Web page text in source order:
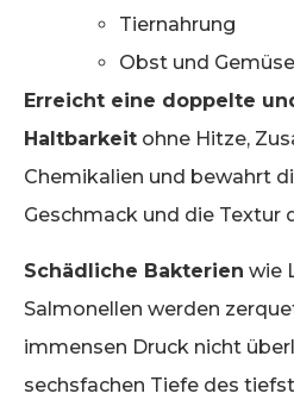
Tiernahrung
Obst und Gemüse
Erreicht eine doppelte
Haltbarkeit ohne Hitze,
Chemikalien und bewahrt
Geschmack und die Textur
Schädliche Bakterien wie
Salmonellen werden
immensen Druck nicht
sechsfachen Tiefe des